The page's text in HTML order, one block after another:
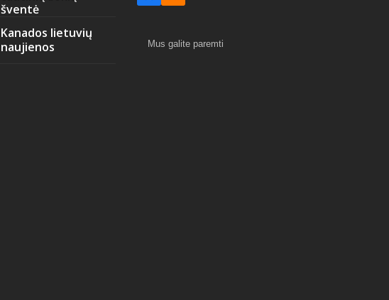
šventė
Kanados lietuvių
naujienos
Mus galite paremti